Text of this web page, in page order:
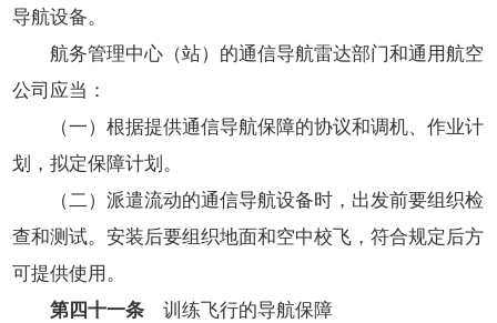
导航设备。
航务管理中心（站）的通信导航雷达部门和通用航空
公司应当：
（一）根据提供通信导航保障的协议和调机、作业计
划，拟定保障计划。
（二）派遣流动的通信导航设备时，出发前要组织检
查和测试。安装后要组织地面和空中校飞，符合规定后方
可提供使用。
第四十一条训练飞行的导航保障